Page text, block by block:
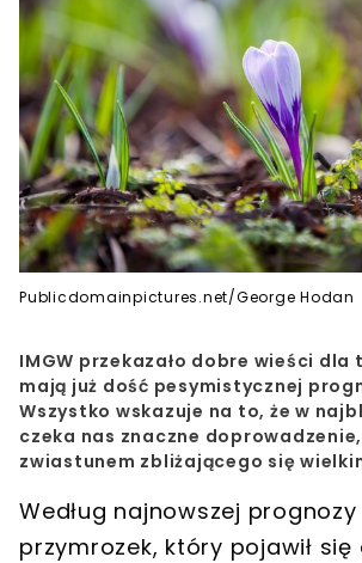
Publicdomainpictures.net/George Hodan
IMGW przekazało dobre wieści dla
mają już dość pesymistycznej
Wszystko wskazuje na to, że w
czeka nas znaczne
zwiastunem zbliżającego się
Według najnowszej
przymrozek, który pojawił się